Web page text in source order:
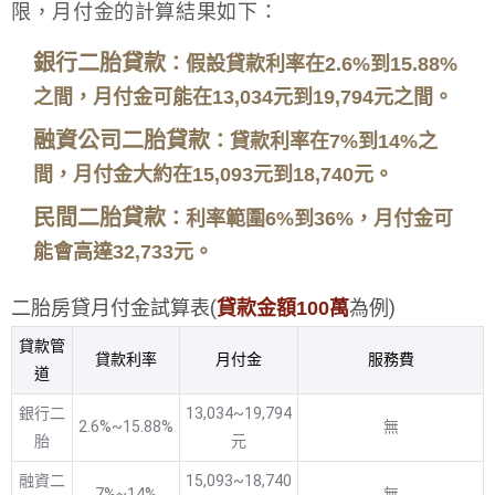
限，月付金的計算結果如下：
銀行二胎貸款：假設貸款利率在2.6%到15.88%
之間，月付金可能在13,034元到19,794元之間。
融資公司二胎貸款：貸款利率在7%到14%之
間，月付金大約在15,093元到18,740元。
民間二胎貸款：利率範圍6%到36%，月付金可
能會高達32,733元。
二胎房貸月付金試算表(貸款金額100萬為例)
貸款管
道
貸款利率 月付金 服務費
銀行二
胎
2.6%~15.88%
13,034~19,794
元
無
融資二 15,093~18,740